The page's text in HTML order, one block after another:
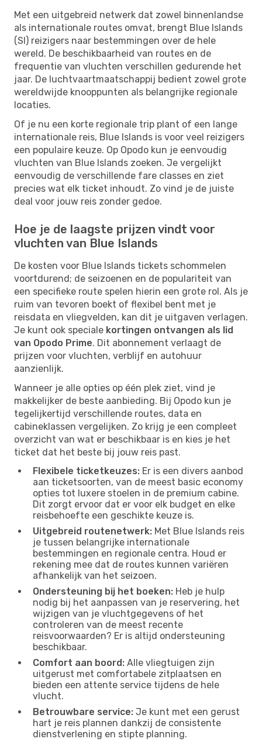
Met een uitgebreid netwerk dat zowel binnenlandse
als internationale routes omvat, brengt Blue Islands
(SI) reizigers naar bestemmingen over de hele
wereld. De beschikbaarheid van routes en de
frequentie van vluchten verschillen gedurende het
jaar. De luchtvaartmaatschappij bedient zowel grote
wereldwijde knooppunten als belangrijke regionale
locaties.
Of je nu een korte regionale trip plant of een lange
internationale reis, Blue Islands is voor veel reizigers
een populaire keuze. Op Opodo kun je eenvoudig
vluchten van Blue Islands zoeken. Je vergelijkt
eenvoudig de verschillende fare classes en ziet
precies wat elk ticket inhoudt. Zo vind je de juiste
deal voor jouw reis zonder gedoe.
Hoe je de laagste prijzen vindt voor
vluchten van Blue Islands
De kosten voor Blue Islands tickets schommelen
voortdurend; de seizoenen en de populariteit van
een specifieke route spelen hierin een grote rol. Als je
ruim van tevoren boekt of flexibel bent met je
reisdata en vliegvelden, kan dit je uitgaven verlagen.
Je kunt ook speciale kortingen ontvangen als lid
van Opodo Prime. Dit abonnement verlaagt de
prijzen voor vluchten, verblijf en autohuur
aanzienlijk.
Wanneer je alle opties op één plek ziet, vind je
makkelijker de beste aanbieding. Bij Opodo kun je
tegelijkertijd verschillende routes, data en
cabineklassen vergelijken. Zo krijg je een compleet
overzicht van wat er beschikbaar is en kies je het
ticket dat het beste bij jouw reis past.
Flexibele ticketkeuzes: Er is een divers aanbod
aan ticketsoorten, van de meest basic economy
opties tot luxere stoelen in de premium cabine.
Dit zorgt ervoor dat er voor elk budget en elke
reisbehoefte een geschikte keuze is.
Uitgebreid routenetwerk: Met Blue Islands reis
je tussen belangrijke internationale
bestemmingen en regionale centra. Houd er
rekening mee dat de routes kunnen variëren
afhankelijk van het seizoen.
Ondersteuning bij het boeken: Heb je hulp
nodig bij het aanpassen van je reservering, het
wijzigen van je vluchtgegevens of het
controleren van de meest recente
reisvoorwaarden? Er is altijd ondersteuning
beschikbaar.
Comfort aan boord: Alle vliegtuigen zijn
uitgerust met comfortabele zitplaatsen en
bieden een attente service tijdens de hele
vlucht.
Betrouwbare service: Je kunt met een gerust
hart je reis plannen dankzij de consistente
dienstverlening en stipte planning.